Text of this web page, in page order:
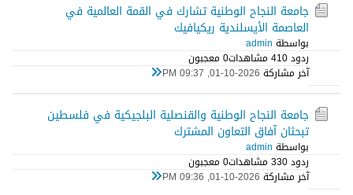
جامعة النجاح الوطنية تشارك في القمة العالمية في
العاصمة الأيسلندية ريكيافيك
بواسطة admin
ردود 0 41 مشاهدات
0 معجبون
آخر مشاركة 01-10-2026, 09:37 PM
جامعة النجاح الوطنية والقنصلية البلجيكية في فلسطين
تبحثان آفاق التعاون المشترك
بواسطة admin
ردود 0 33 مشاهدات
0 معجبون
آخر مشاركة 01-10-2026, 09:36 PM